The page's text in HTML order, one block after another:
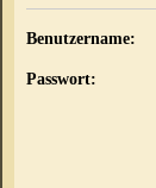
Benutzername:
Passwort: